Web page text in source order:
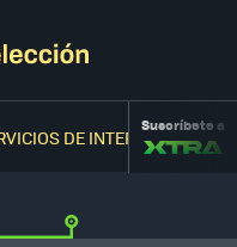
DE INTERNETSuscríbete a